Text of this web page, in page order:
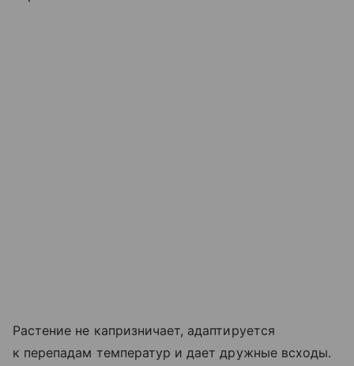
Растение не капризничает, адаптируется
к перепадам температур и дает дружные всходы.